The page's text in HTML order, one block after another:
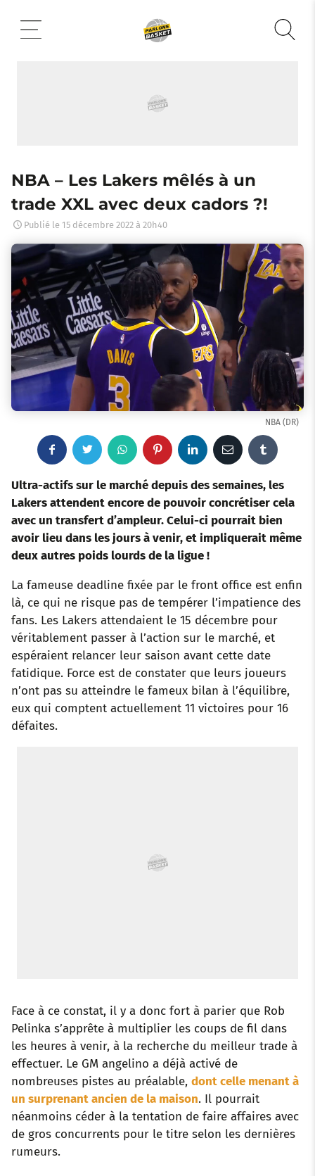
contenu
NBA – Les Lakers mêlés à un
trade XXL avec deux cadors ?!
Publié le 15 décembre 2022 à 20h40
NBA (DR)
a
c
e
o
o
k
w
i
t
r
W
h
a
t
p
p
P
n
t
e
s
t
n
k
I
n
E
m
a
i
u
m
b
Ultra-actifs sur le marché depuis des semaines, les
Lakers attendent encore de pouvoir concrétiser cela
avec un transfert d’ampleur. Celui-ci pourrait bien
avoir lieu dans les jours à venir, et impliquerait même
deux autres poids lourds de la ligue !
La fameuse deadline fixée par le front office est enfin
là, ce qui ne risque pas de tempérer l’impatience des
fans. Les Lakers attendaient le 15 décembre pour
véritablement passer à l’action sur le marché, et
espéraient relancer leur saison avant cette date
fatidique. Force est de constater que leurs joueurs
n’ont pas su atteindre le fameux bilan à l’équilibre,
eux qui comptent actuellement 11 victoires pour 16
défaites.
Face à ce constat, il y a donc fort à parier que Rob
Pelinka s’apprête à multiplier les coups de fil dans
les heures à venir, à la recherche du meilleur trade à
effectuer. Le GM angelino a déjà activé de
nombreuses pistes au préalable, dont celle menant à
un surprenant ancien de la maison. Il pourrait
néanmoins céder à la tentation de faire affaires avec
de gros concurrents pour le titre selon les dernières
rumeurs.